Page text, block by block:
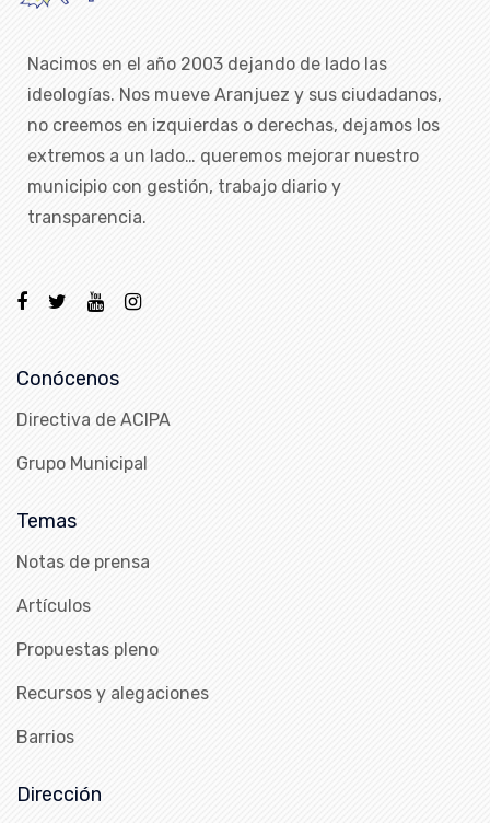
Nacimos en el año 2003 dejando de lado las
ideologías. Nos mueve Aranjuez y sus ciudadanos,
no creemos en izquierdas o derechas, dejamos los
extremos a un lado… queremos mejorar nuestro
municipio con gestión, trabajo diario y
transparencia.
Conócenos
Directiva de ACIPA
Grupo Municipal
Temas
Notas de prensa
Artículos
Propuestas pleno
Recursos y alegaciones
Barrios
Dirección